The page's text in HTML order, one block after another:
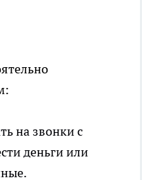
на звонки с
деньги или